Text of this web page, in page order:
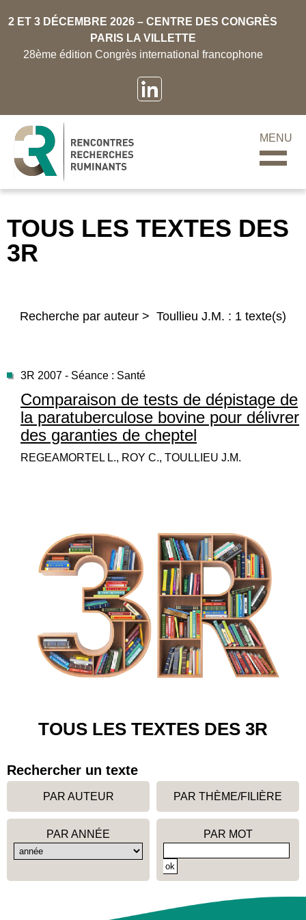
2 ET 3 DÉCEMBRE 2026 – CENTRE DES CONGRÈS
PARIS LA VILLETTE
28ème édition Congrès international francophone
MENU
TOUS LES TEXTES DES
3R
Recherche par auteur > Toullieu J.M. : 1 texte(s)
3R 2007 - Séance : Santé
Comparaison de tests de dépistage de
la paratuberculose bovine pour délivrer
des garanties de cheptel
REGEAMORTEL L., ROY C., TOULLIEU J.M.
TOUS LES TEXTES DES 3R
Rechercher un texte
PAR AUTEUR PAR THÈME/FILIÈRE
PAR ANNÉE PAR MOT